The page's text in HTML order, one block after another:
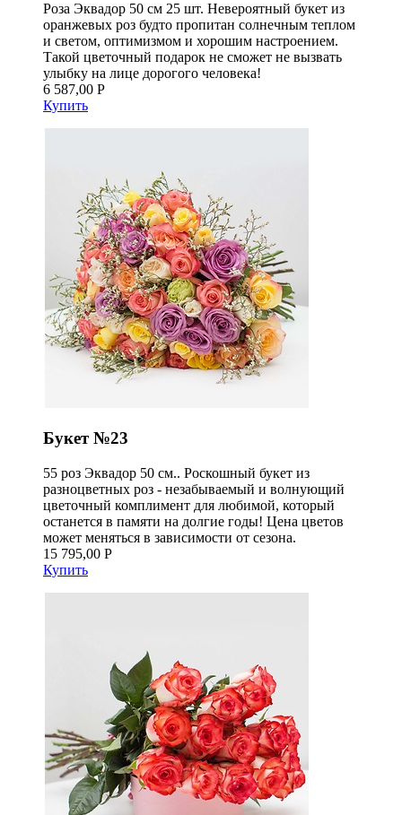
Роза Эквадор 50 см 25 шт. Невероятный букет из
оранжевых роз будто пропитан солнечным теплом
и светом, оптимизмом и хорошим настроением.
Такой цветочный подарок не сможет не вызвать
улыбку на лице дорогого человека!
6 587,00 Р
Купить
Букет №23
55 роз Эквадор 50 см.. Роскошный букет из
разноцветных роз - незабываемый и волнующий
цветочный комплимент для любимой, который
останется в памяти на долгие годы! Цена цветов
может меняться в зависимости от сезона.
15 795,00 Р
Купить